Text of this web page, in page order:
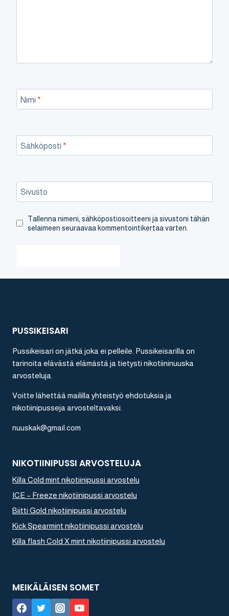
Nimi *
Sähköposti *
Sivusto
Tallenna nimeni, sähköpostiosoitteeni ja sivustoni tähän
selaimeen seuraavaa kommentointikertaa varten.
PUSSIKEISARI
Pussikeisari on jätkä joka ei pelleile. Pussikeisarilla on
tarinoita elävästä elämästä ja tietysti nikotiininuuska
arvosteluja.
Voitte lähettää maililla yhteistyö ehdotuksia ja
nikotiinipusseja arvosteltavaksi.
nuuskak@gmail.com
NIKOTIINIPUSSI ARVOSTELUJA
Killa Cold mint nikotiinipussi arvostelu
ICE – Freeze nikotiinipussi arvostelu
Biitti Gold nikotiinipussi arvostelu
Kick Spearmint nikotiinipussi arvostelu
Killa flash Cold X mint nikotiinipussi arvostelu
MEIKÄLÄISEN SOMET